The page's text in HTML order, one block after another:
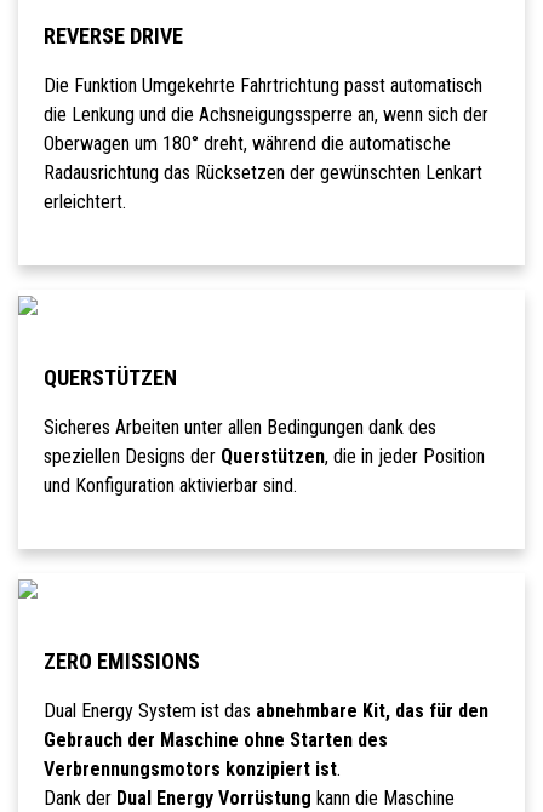
REVERSE DRIVE
Die Funktion Umgekehrte Fahrtrichtung passt automatisch
die Lenkung und die Achsneigungssperre an, wenn sich der
Oberwagen um 180° dreht, während die automatische
Radausrichtung das Rücksetzen der gewünschten Lenkart
erleichtert.
QUERSTÜTZEN
Sicheres Arbeiten unter allen Bedingungen dank des
speziellen Designs der Querstützen, die in jeder Position
und Konfiguration aktivierbar sind.
ZERO EMISSIONS
Dual Energy System ist das abnehmbare Kit, das für den
Gebrauch der Maschine ohne Starten des
Verbrennungsmotors konzipiert ist.
Dank der Dual Energy Vorrüstung kann die Maschine